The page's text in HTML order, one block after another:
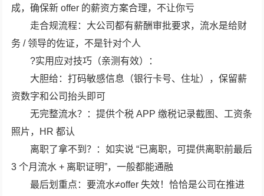
成，确保新 offer 的薪资方案合理，不让你亏
走合规流程：大公司都有薪酬审批要求，流水是给财
务 / 领导的佐证，不是针对个人
?实用应对技巧（亲测有效）：
大胆给：打码敏感信息（银行卡号、住址），保留薪
资数字和公司抬头即可
无完整流水？：提供个税 APP 缴税记录截图、工资条
照片，HR 都认
离职了拿不到？：如实说 “已离职，可提供离职前最后
3 个月流水 + 离职证明”，一般都能通融
最后划重点：要流水≠offer 失效！恰恰是公司在推进